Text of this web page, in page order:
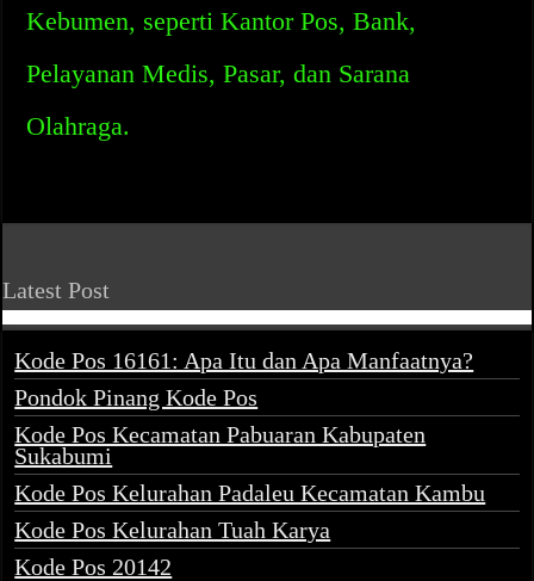
Kebumen, seperti Kantor Pos, Bank,
Pelayanan Medis, Pasar, dan Sarana
Olahraga.
Latest Post
Kode Pos 16161: Apa Itu dan Apa Manfaatnya?
Pondok Pinang Kode Pos
Kode Pos Kecamatan Pabuaran Kabupaten
Sukabumi
Kode Pos Kelurahan Padaleu Kecamatan Kambu
Kode Pos Kelurahan Tuah Karya
Kode Pos 20142